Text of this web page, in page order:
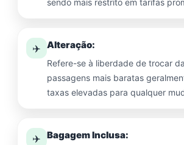
✈️ Alteração:
Refere-se à liberdade de trocar
passagens mais baratas
taxas elevadas para qualquer
✈️ Bagagem Inclusa: